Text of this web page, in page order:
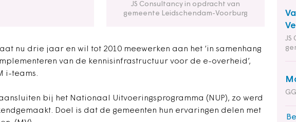
JS Consultancy in opdracht van
gemeente Leidschendam-Voorburg
nu drie jaar en wil tot 2010 meewerken aan het ‘in samenhang
van de kennisinfrastructuur voor de e-overheid’,
i-teams.
JS
bij het Nationaal Uitvoeringsprogramma (NUP), zo werd
Doel is dat de gemeenten hun ervaringen delen met